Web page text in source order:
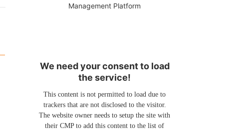
Management Platform
We need your consent to load
the service!
This content is not permitted to load due to
trackers that are not disclosed to the visitor.
The website owner needs to setup the site with
their CMP to add this content to the list of